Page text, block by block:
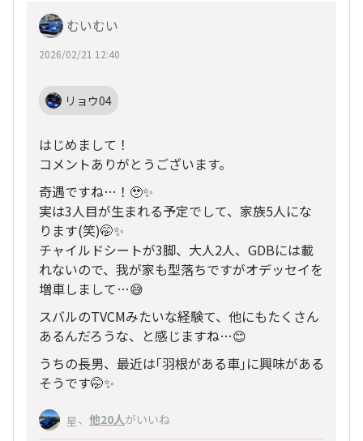
むいむい
2026/02/21 12:40
リョウ04
はじめまして！
コメントありがとうございます。
奇遇ですね…！🥹✨️
実は3人目が生まれる予定でして、家族5人にな
ります(笑)🤭✨️
チャイルドシートが3脚、大人2人、GDBには載
れないので、我が家も型落ちですがオデッセイを
増車しまして…😅
スバルのTVCMみたいな経験て、他にもたくさん
あるんだろうな、と感じますね…😊
うちの長男、最近は｢羽根がある車｣に興味がある
そうです🤭✨️
星、 他20人がいいね